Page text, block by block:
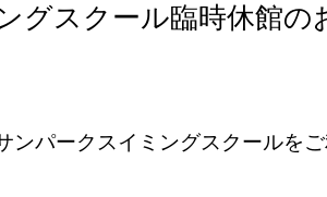
グスクール臨時休館の
ンパークスイミングスクールを